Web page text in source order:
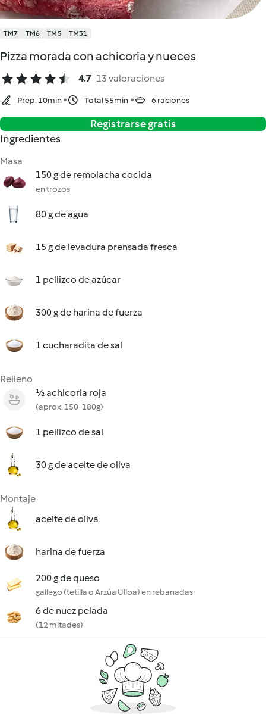
TM7 TM6 TM5 TM31
Pizza morada con achicoria y nueces
4.7 13 valoraciones
Prep. 10min Total 55min 6 raciones
Registrarse gratis
Ingredientes
Masa
150 g de remolacha cocida
en trozos
80 g de agua
15 g de levadura prensada fresca
1 pellizco de azúcar
300 g de harina de fuerza
1 cucharadita de sal
Relleno
½ achicoria roja
(aprox. 150-180g)
1 pellizco de sal
30 g de aceite de oliva
Montaje
aceite de oliva
harina de fuerza
200 g de queso
gallego (tetilla o Arzúa Ulloa) en rebanadas
6 de nuez pelada
(12 mitades)